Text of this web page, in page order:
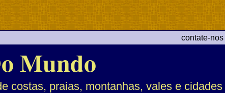
contate-
Mundo
costas, praias, montanhas, vales e cidades